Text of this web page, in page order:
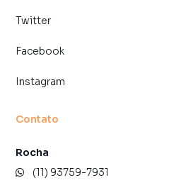
Twitter
Facebook
Instagram
Contato
Rocha
(11) 93759-7931